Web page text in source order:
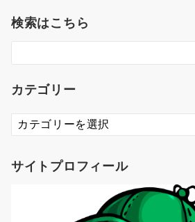
検索はこちら
カテゴリー
カ
テ
リ
ー
サイトプロフィール